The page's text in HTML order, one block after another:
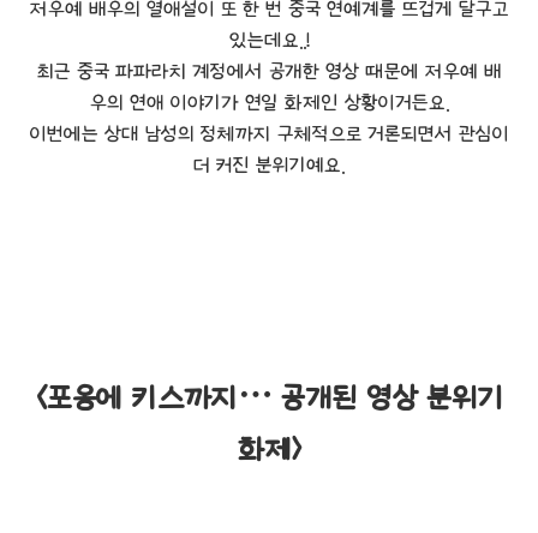
저우예 배우의 열애설이 또 한 번 중국 연예계를 뜨겁게 달구고
있는데요..!
최근 중국 파파라치 계정에서 공개한 영상 때문에 저우예 배
우의 연애 이야기가 연일 화제인 상황이거든요.
이번에는 상대 남성의 정체까지 구체적으로 거론되면서 관심이
더 커진 분위기예요.
<포옹에 키스까지… 공개된 영상 분위기
화제>